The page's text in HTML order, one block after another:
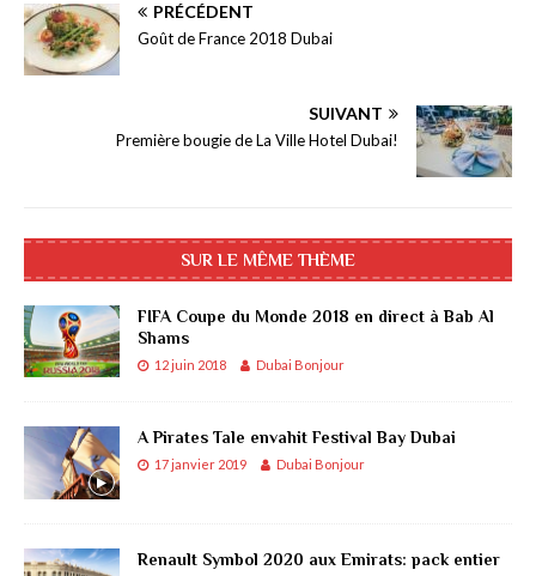
PRÉCÉDENT
Goût de France 2018 Dubai
SUIVANT
Première bougie de La Ville Hotel Dubai!
SUR LE MÊME THÈME
FIFA Coupe du Monde 2018 en direct à Bab Al
Shams
12 juin 2018 Dubai Bonjour
A Pirates Tale envahit Festival Bay Dubai
17 janvier 2019 Dubai Bonjour
Renault Symbol 2020 aux Emirats: pack entier